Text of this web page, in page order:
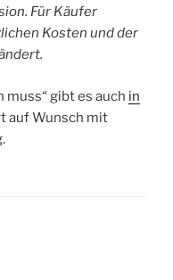
Für Käufer
Kosten und der
muss“ gibt es auch in
auf Wunsch mit